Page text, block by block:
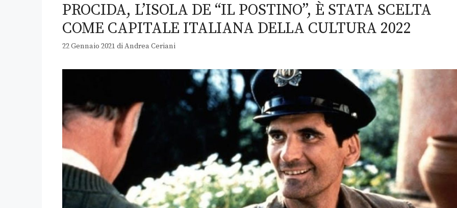
PROCIDA, L’ISOLA DE “IL POSTINO”, È STATA SCELTA
COME CAPITALE ITALIANA DELLA CULTURA 2022
22 Gennaio 2021 diAndrea Ceriani